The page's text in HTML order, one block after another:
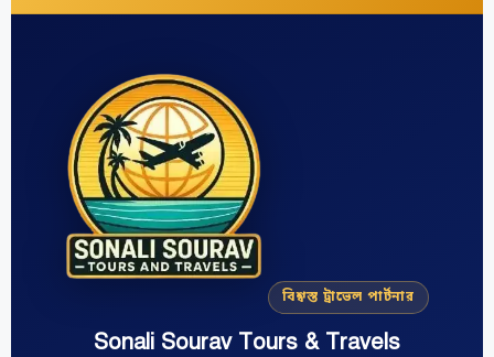
বিশ্বস্ত ট্রাভেল পার্টনার
Sonali Sourav Tours & Travels